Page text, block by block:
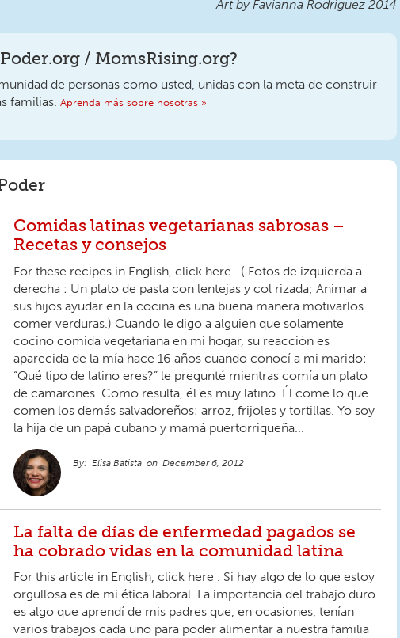
Art by Favianna Rodriguez 2014
/ MomsRising.org?
de personas como usted, unidas con la meta de construir
familias. Aprenda más sobre nosotras »
Comidas latinas vegetarianas sabrosas –
Recetas y consejos
For these recipes in English, click here . ( Fotos de izquierda a
derecha : Un plato de pasta con lentejas y col rizada; Animar a
sus hijos ayudar en la cocina es una buena manera motivarlos
comer verduras.) Cuando le digo a alguien que solamente
cocino comida vegetariana en mi hogar, su reacción es
aparecida de la mía hace 16 años cuando conocí a mi marido:
“Qué tipo de latino eres?” le pregunté mientras comía un plato
de camarones. Como resulta, él es muy latino. Él come lo que
comen los demás salvadoreños: arroz, frijoles y tortillas. Yo soy
la hija de un papá cubano y mamá puertorriqueña...
Elisa Batista December 6, 2012
La falta de días de enfermedad pagados se
ha cobrado vidas en la comunidad latina
For this article in English, click here . Si hay algo de lo que estoy
orgullosa es de mi ética laboral. La importancia del trabajo duro
es algo que aprendí de mis padres que, en ocasiones, tenían
varios trabajos cada uno para poder alimentar a nuestra familia